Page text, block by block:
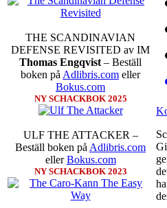
THE SCANDINAVIAN
DEFENSE REVISITED av IM
Thomas Engqvist – Beställ
boken på Adlibris.com eller
Bokus.com
NY SCHACKBOK 2025
ULF THE ATTACKER –
Beställ boken på Adlibris.com
ellerBokus.com
NY SCHACKBOK 2023